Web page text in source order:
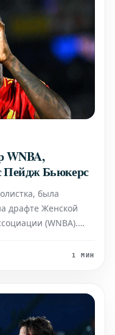
WNBA,
Пейдж Бьюкерс
была
драфте Женской
(WNBA).
давней
1 МИН